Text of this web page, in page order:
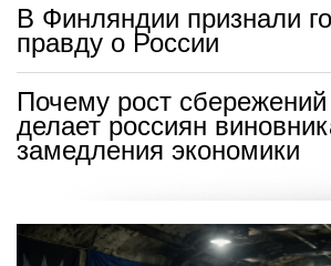
В Финляндии признали
правду о России
Почему рост
делает россиян
замедления экономики